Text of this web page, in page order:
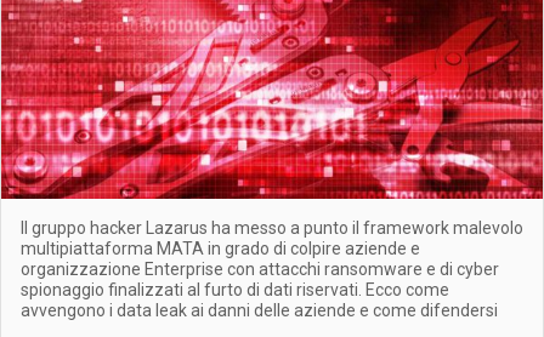
Il gruppo hacker Lazarus ha messo a punto il framework malevolo
multipiattaforma MATA in grado di colpire aziende e
organizzazione Enterprise con attacchi ransomware e di cyber
spionaggio finalizzati al furto di dati riservati. Ecco come
avvengono i data leak ai danni delle aziende e come difendersi